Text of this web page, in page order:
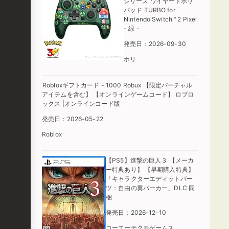
パッド TURBO for
Nintendo Switch™ 2 Pixel
- 緑 -
発売日：2026-09-30
ホリ
Robloxギフトカード - 1000 Robux 【限定バーチャル
アイテムを含む】 【オンラインゲームコード】 ロブロ
ックス |オンラインコード版
発売日：2026-05-22
Roblox
【PS5】進撃の巨人３ 【メーカ
ー特典あり】 【早期購入特典】
「キャラクターエディットパー
ツ：自由の翼パーカー」DLC 同
梱
発売日：2026-12-10